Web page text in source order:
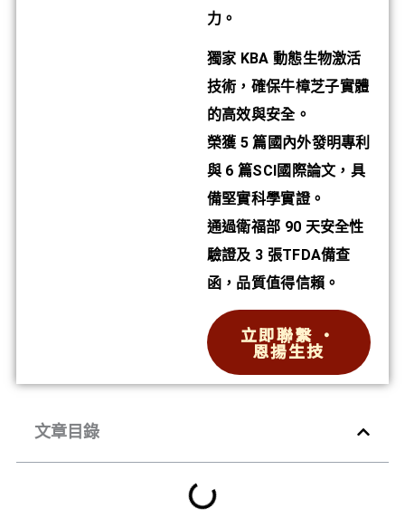
力。
獨家 KBA 動態生物激活
技術，確保牛樟芝子實體
的高效與安全。
榮獲 5 篇國內外發明專利
與 6 篇SCI國際論文，具
備堅實科學實證。
通過衛福部 90 天安全性
驗證及 3 張TFDA備查
函，品質值得信賴。
立即聯繫 ‧
恩揚生技
文章目錄